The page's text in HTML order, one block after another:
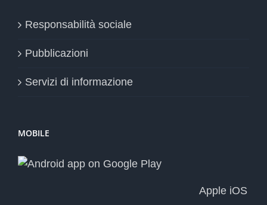
Responsabilità sociale
Pubblicazioni
Servizi di informazione
MOBILE
Apple iOS